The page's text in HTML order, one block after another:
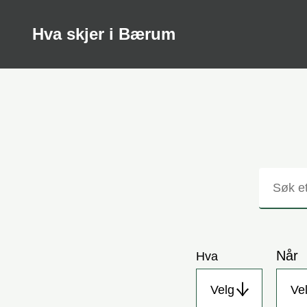
Hva skjer i Bærum
Hva
Velg
Når